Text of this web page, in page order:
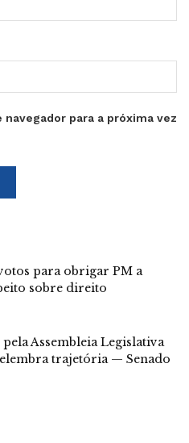
para a próxima vez
para obrigar PM a
sobre direito
Assembleia Legislativa
trajetória — Senado